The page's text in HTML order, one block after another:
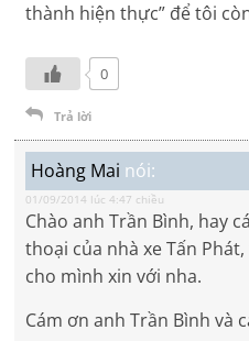
thành hiện thực” để tôi
0
Trả lời
Hoàng Mai nói:
01/09/2014 lúc 4:47 chiều
Chào anh Trần Bình, hay
thoại của nhà xe Tấn
cho mình xin với nha.
Cám ơn anh Trần Bình và